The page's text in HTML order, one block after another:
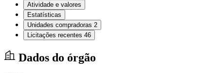
Atividade e valores
Estatísticas
Unidades compradoras 2
Licitações recentes 46
Dados do órgão